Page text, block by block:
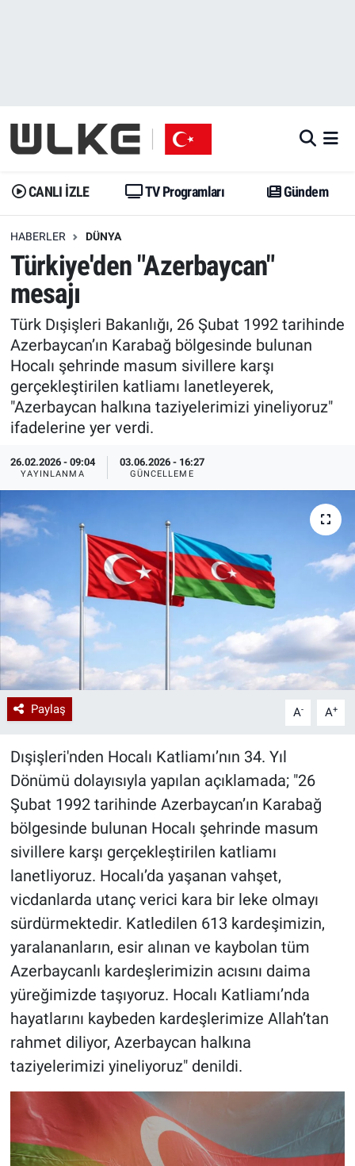
CANLI İZLE TV Programları Gündem
HABERLER DÜNYA
Türkiye'den "Azerbaycan"
mesajı
Türk Dışişleri Bakanlığı, 26 Şubat 1992 tarihinde
Azerbaycan’ın Karabağ bölgesinde bulunan
Hocalı şehrinde masum sivillere karşı
gerçekleştirilen katliamı lanetleyerek,
"Azerbaycan halkına taziyelerimizi yineliyoruz"
ifadelerine yer verdi.
26.02.2026 - 09:04
YAYINLANMA
03.06.2026 - 16:27
GÜNCELLEME
Paylaş A- A+
Dışişleri'nden Hocalı Katliamı’nın 34. Yıl
Dönümü dolayısıyla yapılan açıklamada; "26
Şubat 1992 tarihinde Azerbaycan’ın Karabağ
bölgesinde bulunan Hocalı şehrinde masum
sivillere karşı gerçekleştirilen katliamı
lanetliyoruz. Hocalı’da yaşanan vahşet,
vicdanlarda utanç verici kara bir leke olmayı
sürdürmektedir. Katledilen 613 kardeşimizin,
yaralananların, esir alınan ve kaybolan tüm
Azerbaycanlı kardeşlerimizin acısını daima
yüreğimizde taşıyoruz. Hocalı Katliamı’nda
hayatlarını kaybeden kardeşlerimize Allah’tan
rahmet diliyor, Azerbaycan halkına
taziyelerimizi yineliyoruz" denildi.
Gündem
Dünya
Erişim Bilgileri
Ekonomi
Trend
Özel Haberler
Yazarlar
Gündem
Trend
Erişim Bilgileri
Spor
Ekonomi
Dünya
Medya
Özel Haberler
Kadın
Erişim Bilgileri
Sağlık
Teknoloji
Ramazan
İstanbul Namaz Vakitleri
Trafik Durumu
Erişim Bilgileri
Tüm Manşetler
Son Dakika Haberleri
Haber Arşivi